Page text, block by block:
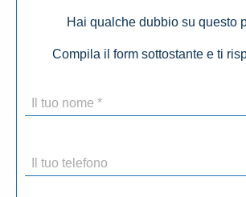
Hai qualche dubbio su questo
Compila il form sottostante e ti